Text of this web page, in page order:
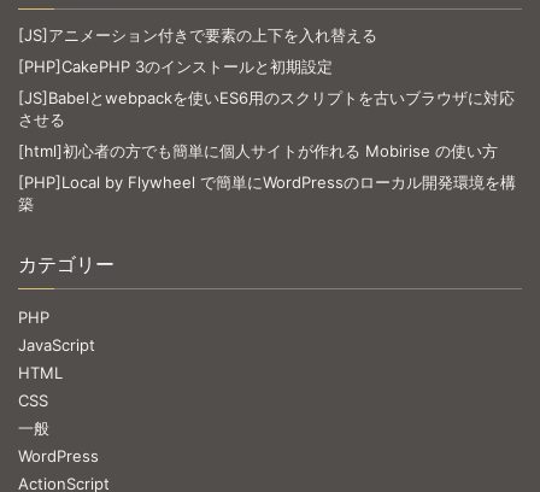
[JS]アニメーション付きで要素の上下を入れ替える
[PHP]CakePHP 3のインストールと初期設定
[JS]Babelとwebpackを使いES6用のスクリプトを古いブラウザに対応
させる
[html]初心者の方でも簡単に個人サイトが作れる Mobirise の使い方
[PHP]Local by Flywheel で簡単にWordPressのローカル開発環境を構
築
カテゴリー
PHP
JavaScript
HTML
CSS
一般
WordPress
ActionScript